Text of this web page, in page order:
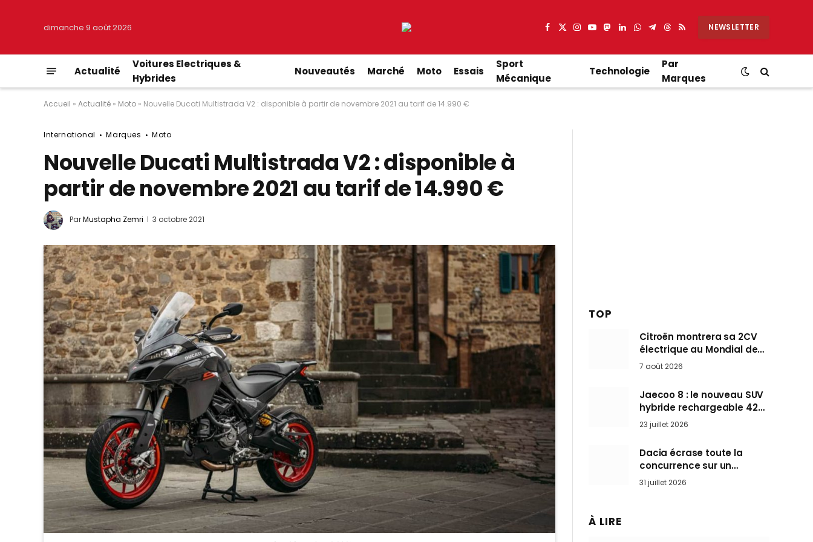
dimanche 9 août 2026 Facebook
X
Instagram
YouTube
Mastodon
LinkedIn
WhatsApp
Partager
Telegram
Threads
RSS NEWSLETTER
Actualité
Voitures Electriques &
Hybrides
Nouveautés Marché Moto Essais
Sport
Mécanique
Technologie
Par
Marques
Accueil » Actualité » Moto » Nouvelle Ducati Multistrada V2 : disponible à partir de novembre 2021 au tarif de 14.990 €
International Marques Moto
Nouvelle Ducati Multistrada V2 : disponible à
partir de novembre 2021 au tarif de 14.990 €
ParMustapha Zemri 3 octobre 2021
TOP
Citroën montrera sa 2CV
électrique au Mondial de
Paris pendant que BMW et
7 août 2026
Jaecoo 8 : le nouveau SUV
hybride rechargeable 428
ch qui vise l’Audi Q7 arrive
en Europe cet automne
23 juillet 2026
Dacia écrase toute la
concurrence sur un
marché où personne ne
l’attendait
31 juillet 2026
À LIRE